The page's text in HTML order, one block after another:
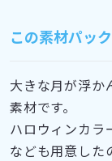
この素材パッ
大きな月が浮か
素材です。
ハロウィンカラ
なども用意した